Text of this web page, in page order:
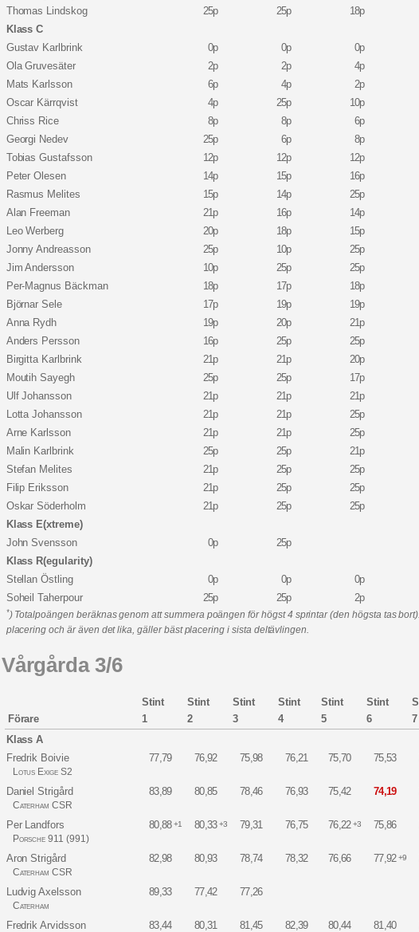
Thomas Lindskog
25p 25p 18p
Klass C
Gustav Karlbrink
0p 0p 0p
Ola Gruvesäter
2p 2p 4p
Mats Karlsson
6p 4p 2p
Oscar Kärrqvist
4p 25p 10p
Chriss Rice
8p 8p 6p
Georgi Nedev
25p 6p 8p
Tobias Gustafsson
12p 12p 12p
Peter Olesen
14p 15p 16p
Rasmus Melites
15p 14p 25p
Alan Freeman
21p 16p 14p
Leo Werberg
20p 18p 15p
Jonny Andreasson
25p 10p 25p
Jim Andersson
10p 25p 25p
Per-Magnus Bäckman
18p 17p 18p
Björnar Sele
17p 19p 19p
Anna Rydh
19p 20p 21p
Anders Persson
16p 25p 25p
Birgitta Karlbrink
21p 21p 20p
Moutih Sayegh
25p 25p 17p
Ulf Johansson
21p 21p 21p
Lotta Johansson
21p 21p 25p
Arne Karlsson
21p 21p 25p
Malin Karlbrink
25p 25p 21p
Stefan Melites
21p 25p 25p
Filip Eriksson
21p 25p 25p
Oskar Söderholm
21p 25p 25p
Klass E(xtreme)
John Svensson
0p 25p
Klass R(egularity)
Stellan Östling
0p 0p 0p
Soheil Taherpour
25p 25p 2p
*) Totalpoängen beräknas genom att summera poängen för högst 4 sprintar (den högsta tas
placering och är även det lika, gäller bäst placering i sista deltävlingen.
Vårgårda 3/6
Förare
Stint
1
Stint
2
Stint
3
Stint
4
Stint
5
Stint
6
7
Klass A
Fredrik Boivie
Lotus Exige S2
77,79 76,92 75,98 76,21 75,70 75,53
Daniel Strigård
Caterham CSR
83,89 80,85 78,46 76,93 75,42 74,19
Per Landfors
Porsche 911 (991)
80,88 +1 80,33 +3 79,31 76,75 76,22 +3 75,86
Aron Strigård
Caterham CSR
82,98 80,93 78,74 78,32 76,66 77,92 +9
Ludvig Axelsson
Caterham
89,33 77,42 77,26
Fredrik Arvidsson 83,44 80,31 81,45 82,39 80,44 81,40